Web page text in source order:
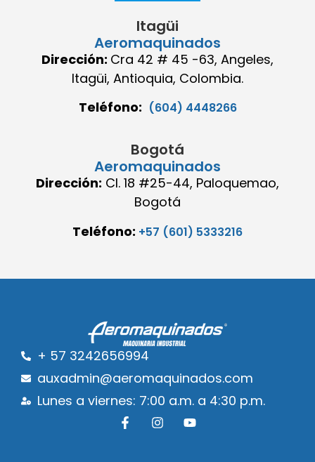
Itagüi
Aeromaquinados
Dirección: Cra 42 # 45 -63, Angeles,
Itagüi, Antioquia, Colombia.
Teléfono: (604) 4448266
Bogotá
Aeromaquinados
Dirección: Cl. 18 #25-44, Paloquemao,
Bogotá
Teléfono: +57 (601) 5333216
+ 57 3242656994
auxadmin@aeromaquinados.com
Lunes a viernes: 7:00 a.m. a 4:30 p.m.